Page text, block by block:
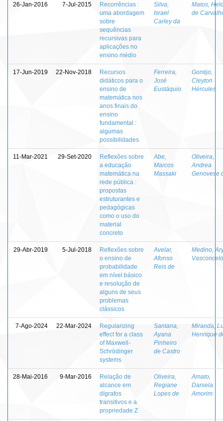
26-Jan-2016 7-Jul-2015
Recorrências :
uma abordagem
sobre
sequências
recursivas para
aplicações no
ensino médio
Silva,
Israel
Carley da
Matos,
de
17-Jun-2019 22-Nov-2018
Recursos
didáticos para o
ensino de
matemática nos
anos finais do
ensino
fundamental :
algumas
possibilidades
Ferreira,
José
Eustáquio
Gontijo,
Cleyton
Hércules
11-Mar-2021 29-Set-2020
Reflexões sobre
a educação
matemática na
rede pública :
propostas
estruturantes e
pedagógicas
como o uso do
material
concreto
Abe,
Marcos
Massaki
Oliveira,
Andrea
Genovese
29-Abr-2019 5-Jul-2018
Reflexões sobre
o ensino de
probabilidade
em nível básico
e resolução de
alguns de seus
problemas
clássicos
Avelar,
Afonso
Reis de
Medino,
7-Ago-2024 22-Mar-2024
Regularizing
effect for a class
of Maxwell-
Schrödinger
systems
Santana,
Ayana
Pinheiro
de Castro
Miranda,
Henrique
28-Mai-2016 9-Mar-2016
Relação de
alcance em
dígrafos
transitivos e a
propriedade Z
Oliveira,
Regiane
Lopes de
Amato,
Daniela
Amorim